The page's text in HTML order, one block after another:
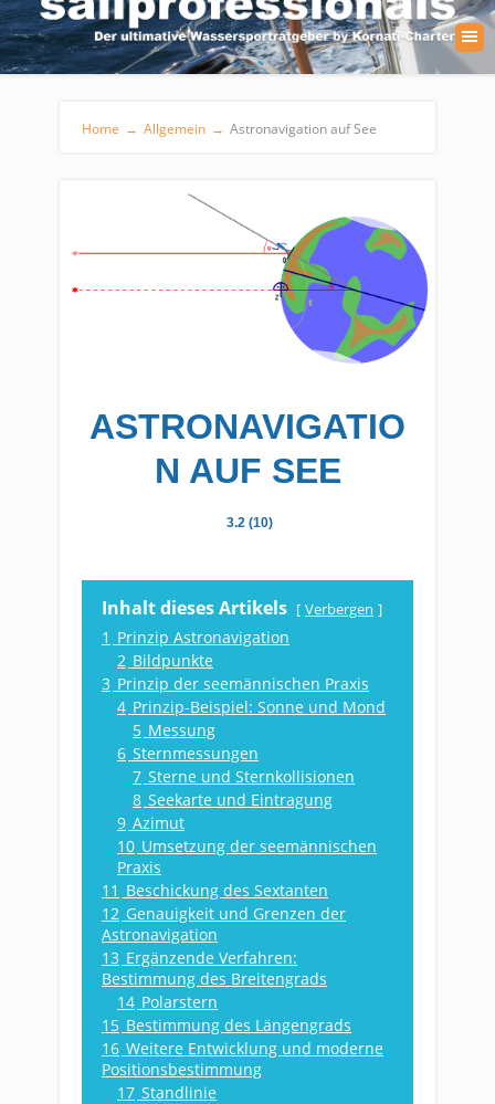
Home → Allgemein → Astronavigation auf See
ASTRONAVIGATIO
N AUF SEE
3.2 (10)
Inhalt dieses Artikels Verbergen
1 Prinzip Astronavigation
2 Bildpunkte
3 Prinzip der seemännischen Praxis
4 Prinzip-Beispiel: Sonne und Mond
5 Messung
6 Sternmessungen
7 Sterne und Sternkollisionen
8 Seekarte und Eintragung
9 Azimut
10 Umsetzung der seemännischen
Praxis
11 Beschickung des Sextanten
12 Genauigkeit und Grenzen der
Astronavigation
13 Ergänzende Verfahren:
Bestimmung des Breitengrads
14 Polarstern
15 Bestimmung des Längengrads
16 Weitere Entwicklung und moderne
Positionsbestimmung
17 Standlinie